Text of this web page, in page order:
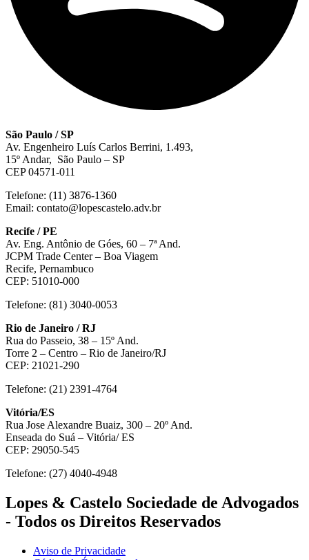
São Paulo / SP
Av. Engenheiro Luís Carlos Berrini, 1.493,
15º Andar, São Paulo – SP
CEP 04571-011
Telefone: (11) 3876-1360
Email: contato@lopescastelo.adv.br
Recife / PE
Av. Eng. Antônio de Góes, 60 – 7ª And.
JCPM Trade Center – Boa Viagem
Recife, Pernambuco
CEP: 51010-000
Telefone: (81) 3040-0053
Rio de Janeiro / RJ
Rua do Passeio, 38 – 15º And.
Torre 2 – Centro – Rio de Janeiro/RJ
CEP: 21021-290
Telefone: (21) 2391-4764
Vitória/ES
Rua Jose Alexandre Buaiz, 300 – 20º And.
Enseada do Suá – Vitória/ ES
CEP: 29050-545
Telefone: (27) 4040-4948
Lopes & Castelo Sociedade de Advogados
- Todos os Direitos Reservados
Aviso de Privacidade